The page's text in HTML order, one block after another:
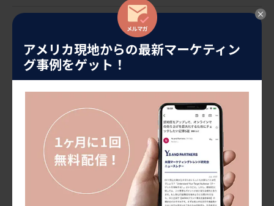
アメリカ現地からの最新マーケティン
グ事例をゲット！
１ヶ月に１回、マーケティングトレンドやセミナー情報をお届け
しています。ぜひご登録ください！
プロジェクトのご相談やご依頼につきましては、以下のフォーム
に必須項目をご入力ください。
24時間以内に回答いたします。
お問い合わせ